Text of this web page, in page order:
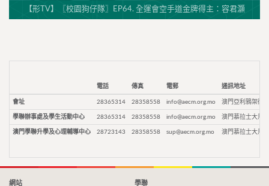
【形TV】〖校園狗仔隊〗EP64. 全運會空手道金牌得主：容君灝
電話 傳真 電郵 通訊地址
會址 28365314 28358558 info@aecm.org.mo 澳門亞利鴉架街9
學聯辦事處及學生活動中心 28365314 28358558 info@aecm.org.mo 澳門慕拉士大馬
澳門學聯升學及心理輔導中心 28723143 28358558 sup@aecm.org.mo 澳門慕拉士大馬
網站 學聯